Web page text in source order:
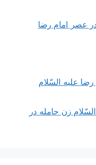
عصر امام‌ رضا
عليه‌ السّلام‌
زن حامله در